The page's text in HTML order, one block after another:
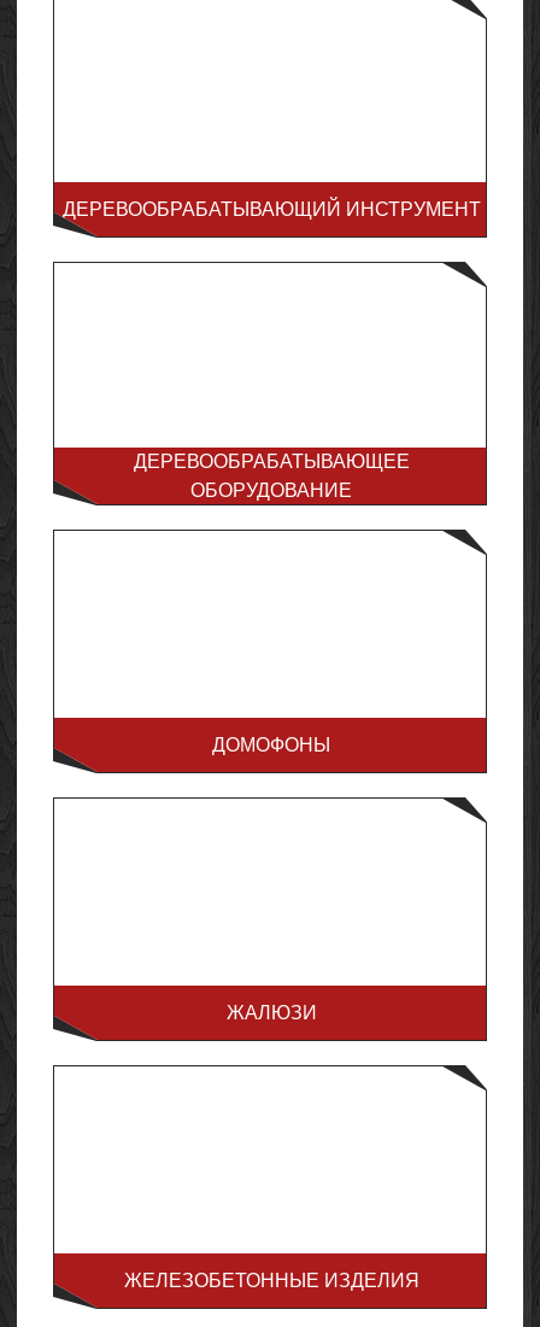
ДЕРЕВООБРАБАТЫВАЮЩИЙ ИНСТРУМЕНТ
ДЕРЕВООБРАБАТЫВАЮЩЕЕ
ОБОРУДОВАНИЕ
ДОМОФОНЫ
ЖАЛЮЗИ
ЖЕЛЕЗОБЕТОННЫЕ ИЗДЕЛИЯ